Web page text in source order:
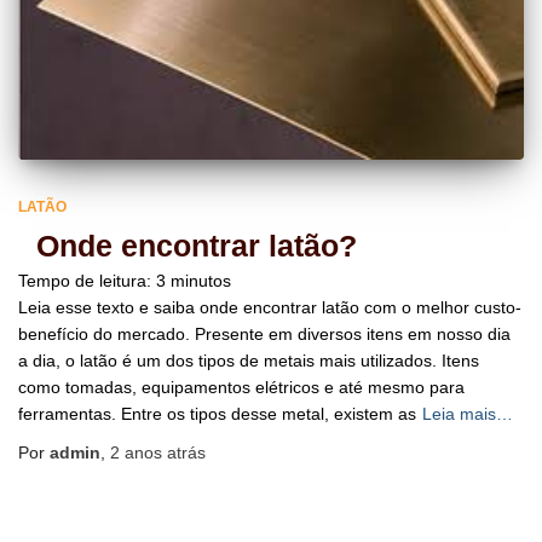
LATÃO
Onde encontrar latão?
Tempo de leitura: 3 minutos
Leia esse texto e saiba onde encontrar latão com o melhor custo-
benefício do mercado. Presente em diversos itens em nosso dia
a dia, o latão é um dos tipos de metais mais utilizados. Itens
como tomadas, equipamentos elétricos e até mesmo para
ferramentas. Entre os tipos desse metal, existem as Leia mais…
Por admin 2 anos atrás